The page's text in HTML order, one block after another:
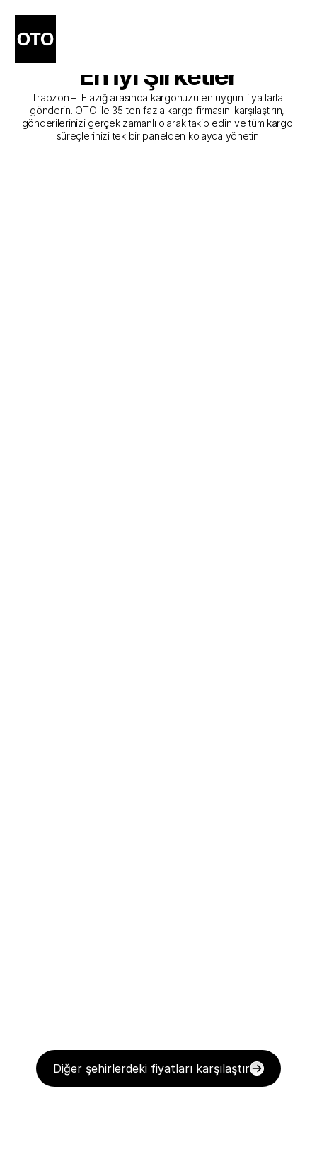
Trabzon - Elazığ Kargo
Gönderim Hizmeti Sunan
En İyi Şirketler
Trabzon –  Elazığ arasında kargonuzu en uygun fiyatlarla
gönderin. OTO ile 35'ten fazla kargo firmasını karşılaştırın,
gönderilerinizi gerçek zamanlı olarak takip edin ve tüm kargo
süreçlerinizi tek bir panelden kolayca yönetin.
Diğer şehirlerdeki fiyatları karşılaştır